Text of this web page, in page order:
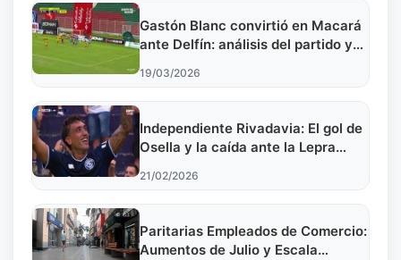
Gastón Blanc convirtió en Macará
ante Delfín: análisis del partido y
Sudamericana 2026
19/03/2026
Independiente Rivadavia: El gol de
Osella y la caída ante la Lepra
21/02/2026
Paritarias Empleados de Comercio:
Aumentos de Julio y Escala